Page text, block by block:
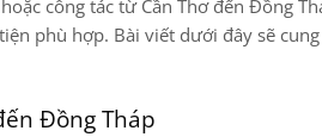
công tác từ Cần Thơ đến Đồng
phù hợp. Bài viết dưới đây sẽ
Đồng Tháp